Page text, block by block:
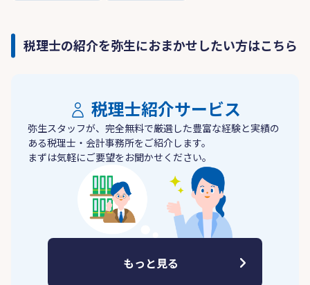
税理士の紹介を弥生におまかせしたい方はこちら
税理士紹介サービス
弥生スタッフが、完全無料で厳選した豊富な経験と実績の
ある税理士・会計事務所をご紹介します。
まずは気軽にご要望をお聞かせください。
もっと見る